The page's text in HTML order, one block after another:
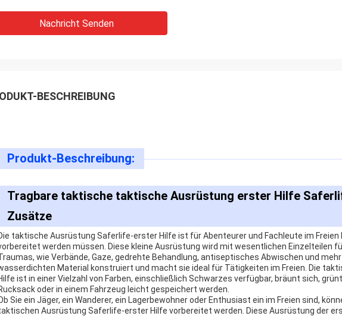
Nachricht Senden
BESCHREIBUNG
Produkt-Beschreibung:
Tragbare taktische taktische Ausrüstung erster Hilfe
Zusätze
taktische Ausrüstung Saferlife-erster Hilfe ist für Abenteurer und Fachleute im
werden müssen. Diese kleine Ausrüstung wird mit wesentlichen Einzelteilen
wie Verbände, Gaze, gedrehte Behandlung, antiseptisches Abwischen und
Material konstruiert und macht sie ideal für Tätigkeiten im Freien. Die
ist in einer Vielzahl von Farben, einschließlich Schwarzes verfügbar, bräunt sich,
oder in einem Fahrzeug leicht gespeichert werden.
Sie ein Jäger, ein Wanderer, ein Lagerbewohner oder Enthusiast ein im Freien sind,
Ausrüstung Saferlife-erster Hilfe vorbereitet werden. Diese Ausrüstung der